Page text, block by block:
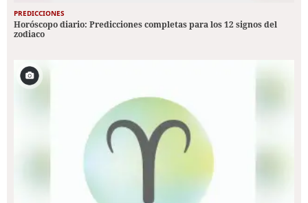
PREDICCIONES
Horóscopo diario: Predicciones completas para los 12 signos del
zodiaco